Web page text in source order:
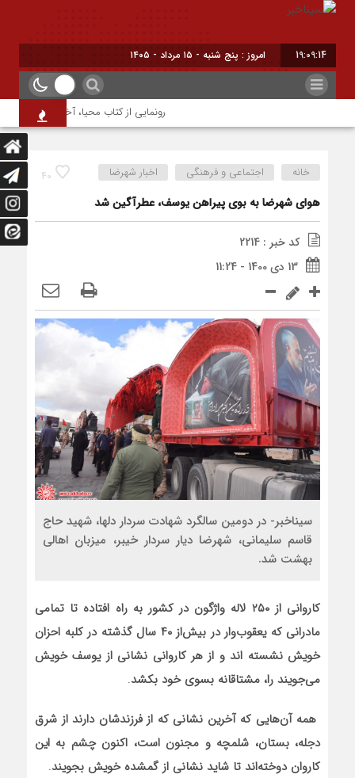
19:09:14 امروز : پنج شنبه - ۱۵ مرداد - ۱۴۰۵
رونمایی از کتاب محیا، آخرین اثر
40 خانه اجتماعی و فرهنگی اخبار شهرضا
هوای شهرضا به بوی پیراهن یوسف، عطرآگین شد
کد خبر : 2214
13 دی 1400 - 11:24
سیناخبر- در دومین سالگرد شهادت سردار دلها، شهید حاج
قاسم سلیمانی، شهرضا دیار سردار خیبر، میزبان اهالی
بهشت شد.
کاروانی از۲۵۰ لاله واژگون در کشور به راه افتاده تا تمامی
مادرانی که یعقوب‌وار در بیش‌از۴۰ سال گذشته در کلبه‌ احزان
خویش نشسته اند و از هر کاروانی نشانی از یوسف خویش
می‌جویند را، مشتاقانه بسوی خود بکشد.
همه آن‌هایی که آخرین نشانی که از فرزندشان دارند از شرق
دجله، بستان، شلمچه و مجنون است، اکنون چشم به این
کاروان دوخته‌اند تا شاید نشانی از گمشده خویش بجویند.